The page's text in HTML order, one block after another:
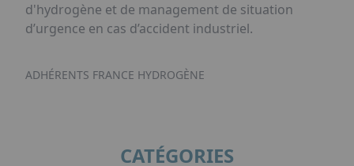
d'hydrogène et de management de situation
d’urgence en cas d’accident industriel.
ADHÉRENTS FRANCE HYDROGÈNE
CATÉGORIES